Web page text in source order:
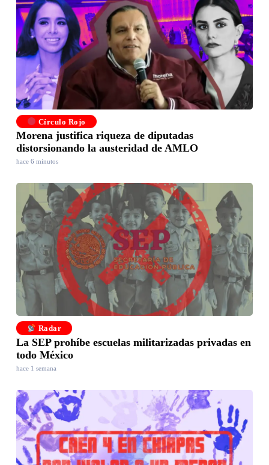
Círculo Rojo
Morena justifica riqueza de diputadas
distorsionando la austeridad de AMLO
hace 6 minutos
Radar
La SEP prohíbe escuelas militarizadas privadas en
todo México
hace 1 semana